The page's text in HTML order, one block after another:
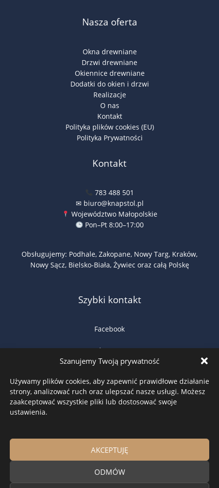
Szanujemy Twoją prywatność
Używamy plików cookies, aby zapewnić prawidłowe działanie
strony, analizować ruch oraz ulepszać nasze usługi. Możesz
zaakceptować wszystkie pliki lub dostosować swoje
ustawienia.
AKCEPTUJĘ
ODMÓW
Nasza oferta
Okna drewniane
Drzwi drewniane
Okiennice drewniane
Dodatki do okien i drzwi
Realizacje
O nas
Kontakt
Polityka plików cookies (EU)
Polityka Prywatności
Kontakt
783 488 501
✉ biuro@knapstol.pl
Województwo Małopolskie
Pon–Pt 8:00–17:00
Obsługujemy: Podhale, Zakopane, Nowy Targ, Kraków,
Nowy Sącz, Bielsko-Biała, Żywiec oraz całą Polskę
Szybki kontakt
Facebook
WhatsApp
Zadzwoń teraz
Drewniane okna i drzwi na wymiar – producent stolarki
drewnianej Knapstol